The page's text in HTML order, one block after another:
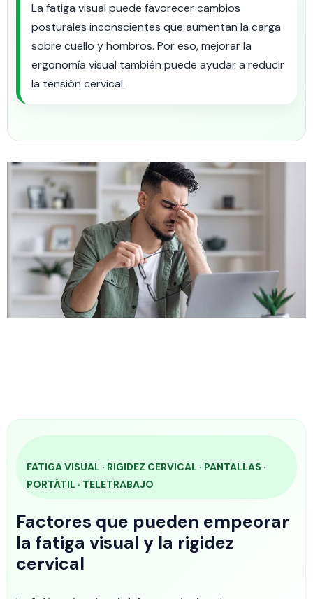
La fatiga visual puede favorecer cambios
posturales inconscientes que aumentan la carga
sobre cuello y hombros. Por eso, mejorar la
ergonomía visual también puede ayudar a reducir
la tensión cervical.
FATIGA VISUAL · RIGIDEZ CERVICAL · PANTALLAS ·
PORTÁTIL · TELETRABAJO
Factores que pueden empeorar
la fatiga visual y la rigidez
cervical